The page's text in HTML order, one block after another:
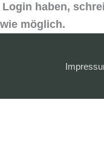
haben,
möglich.